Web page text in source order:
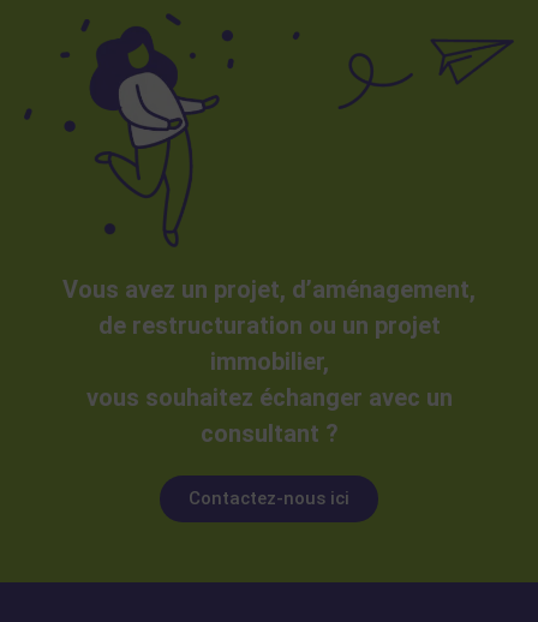
Vous avez un projet, d’aménagement,
de restructuration ou un projet
immobilier,
vous souhaitez échanger avec un
consultant ?
Contactez-nous ici